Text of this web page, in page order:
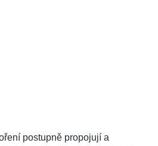
postupně propojují a